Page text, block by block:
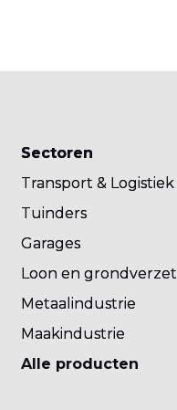
Sectoren
Transport & Logistiek
Tuinders
Garages
Loon en grondverzet
Metaalindustrie
Maakindustrie
Sectoren
Transport & Logistiek
Tuinders
Garages
Loon en grondverzet
Metaalindustrie
Maakindustrie
Alle producten